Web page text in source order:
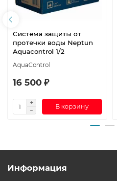
Система защиты от
протечки воды Neptun
Aquacontrol 1/2
AquaControl
16 500 ₽
В корзину
Информация